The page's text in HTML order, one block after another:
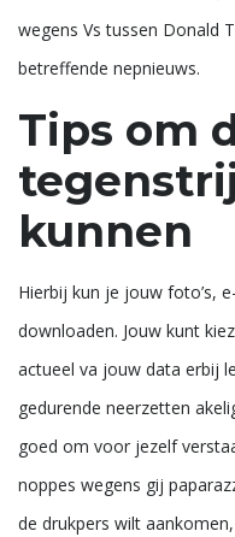
wegens Vs tussen Donald
betreffende nepnieuws.
Tips om
kunnen
Hierbij kun je jouw foto’s,
downloaden. Jouw kunt
actueel va jouw data erbij
gedurende neerzetten
goed om voor jezelf
noppes wegens gij
de drukpers wilt